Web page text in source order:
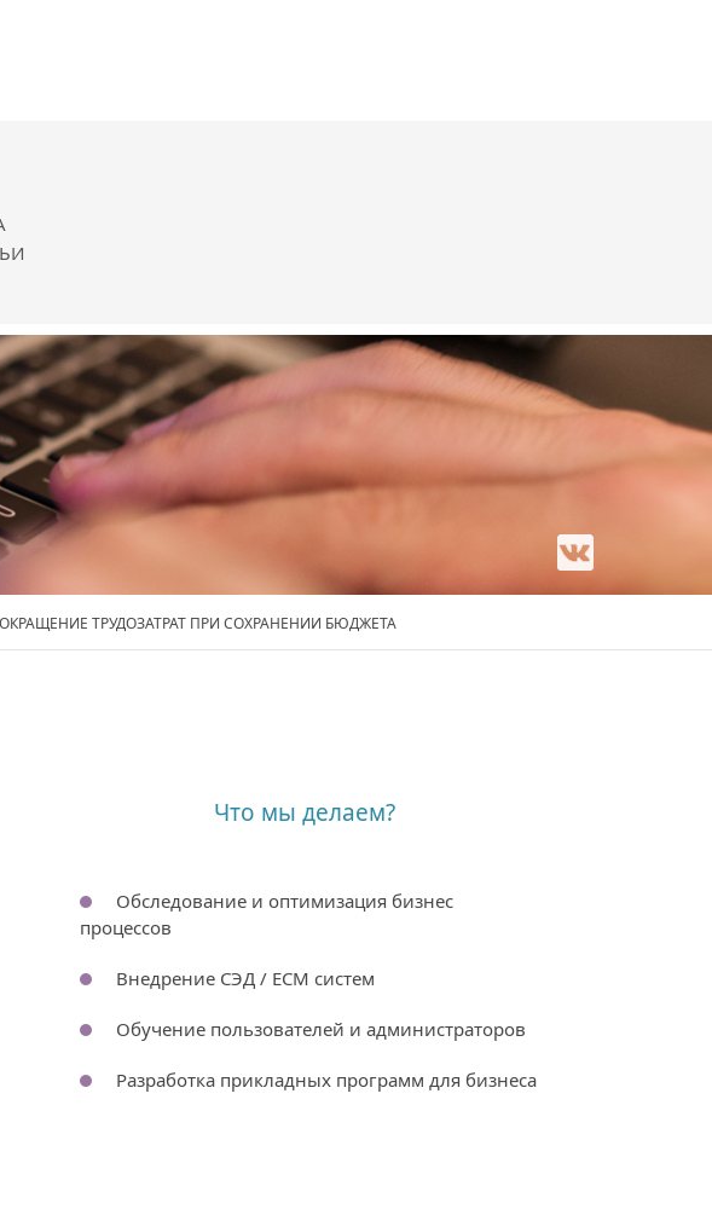
ТРУДОЗАТРАТ ПРИ СОХРАНЕНИИ БЮДЖЕТА
Что мы делаем?
Обследование и оптимизация бизнес
процессов
Внедрение СЭД / ECM систем
Обучение пользователей и администраторов
Разработка прикладных программ для бизнеса